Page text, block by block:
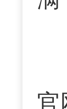
官